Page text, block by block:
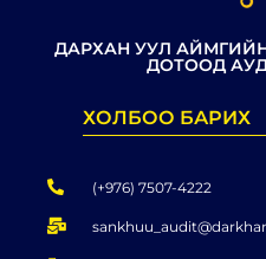
ДАРХАН УУЛ
ДОТООД
ХОЛБОО БАРИХ
(+976) 7507-4222